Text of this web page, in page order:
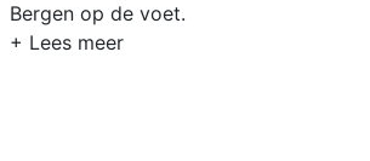
Bergen op de voet.